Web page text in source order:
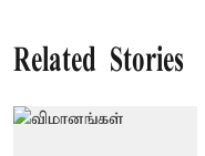
Related Stories